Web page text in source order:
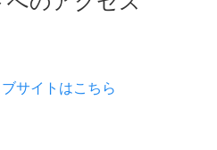
サイトはこちら